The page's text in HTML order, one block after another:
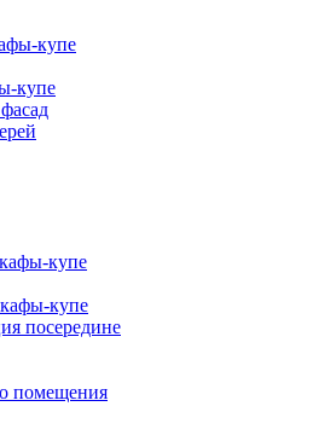
купе
купе
купе
купе
посередине
помещения